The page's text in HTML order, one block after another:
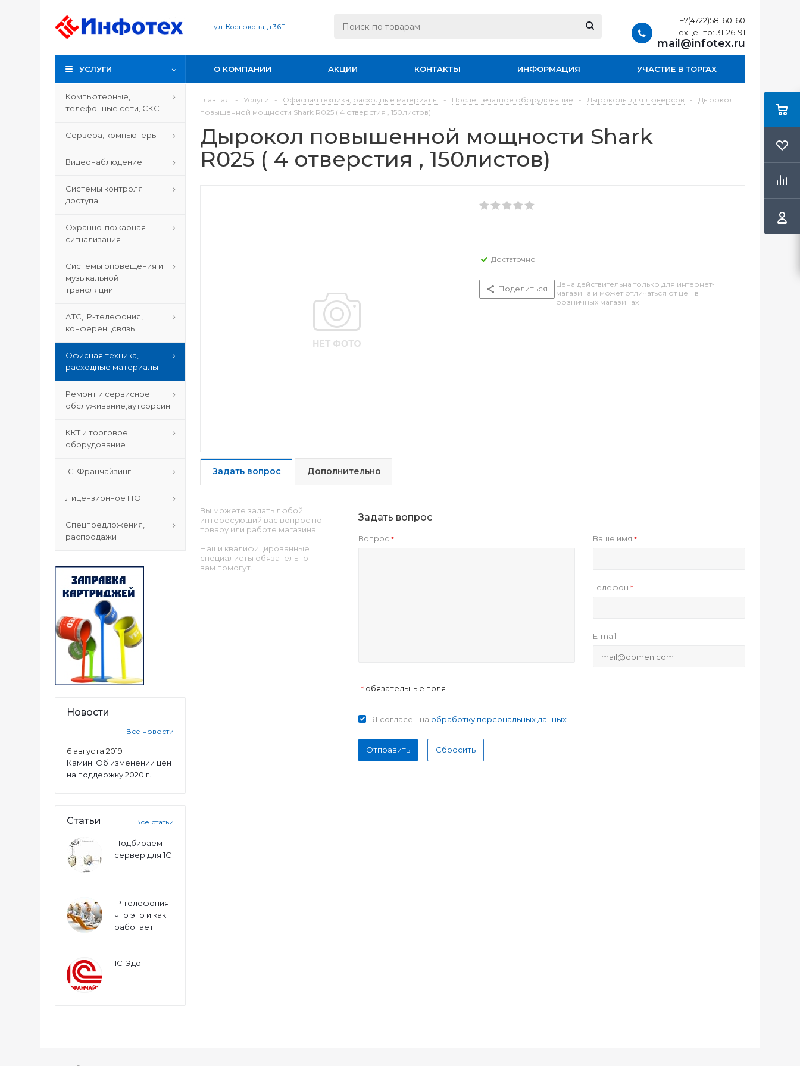
ул. Костюкова, д.36Г
+7(4722)58-60-60
Техцентр: 31-26-91
mail@infotex.ru
УСЛУГИ О КОМПАНИИ АКЦИИ КОНТАКТЫ ИНФОРМАЦИЯ УЧАСТИЕ В ТОРГАХ
Компьютерные,
телефонные сети, СКС
Сервера, компьютеры
Видеонаблюдение
Системы контроля
доступа
Охранно-пожарная
сигнализация
Системы оповещения и
музыкальной
трансляции
АТС, IP-телефония,
конференцсвязь
Офисная техника,
расходные материалы
Ремонт и сервисное
обслуживание,аутсорсинг
ККТ и торговое
оборудование
1С-Франчайзинг
Лицензионное ПО
Спецпредложения,
распродажи
Новости
Все новости
6 августа 2019
Камин: Об изменении цен
на поддержку 2020 г.
Статьи Все статьи
Подбираем
сервер для 1С
IP телефония:
что это и как
работает
1С-Эдо
Главная - Услуги - Офисная техника, расходные материалы - После печатное оборудование - Дыроколы для люверсов -
Дырокол
повышенной мощности Shark R025 ( 4 отверстия , 150листов)
Дырокол повышенной мощности Shark
R025 ( 4 отверстия , 150листов)
Достаточно
Поделиться
Цена действительна только для интернет-
магазина и может отличаться от цен в
розничных магазинах
Задать вопрос Дополнительно
Вы можете задать любой
интересующий вас вопрос по
товару или работе магазина.
Наши квалифицированные
специалисты обязательно
вам помогут.
Задать вопрос
Вопрос * Ваше имя *
Телефон *
E-mail
*обязательные поля
Я согласен на обработку персональных данных
Отправить Сбросить